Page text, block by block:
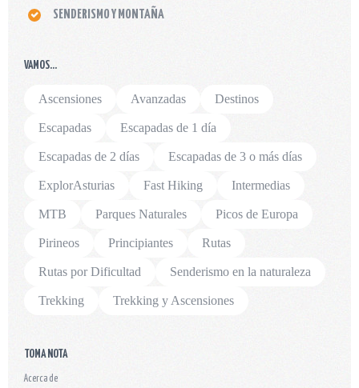
SENDERISMO Y MONTAÑA
VAMOS…
Ascensiones Avanzadas Destinos
Escapadas Escapadas de 1 día
Escapadas de 2 días Escapadas de 3 o más días
ExplorAsturias Fast Hiking Intermedias
MTB Parques Naturales Picos de Europa
Pirineos Principiantes Rutas
Rutas por Dificultad Senderismo en la naturaleza
Trekking Trekking y Ascensiones
TOMA NOTA
Acerca de